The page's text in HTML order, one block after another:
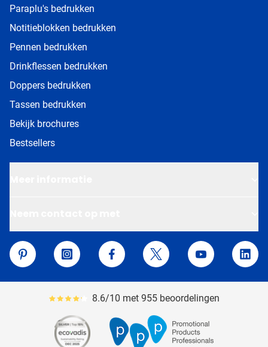
Paraplu's bedrukken
Notitieblokken bedrukken
Pennen bedrukken
Drinkflessen bedrukken
Doppers bedrukken
Tassen bedrukken
Bekijk brochures
Bestsellers
Van Helden Relatiegeschenken
Pinterest
Instagram Facebook Twitter YouTube
Gemiddeld reviewpercentage is 86
8.6/10 met 955 beoordelingen